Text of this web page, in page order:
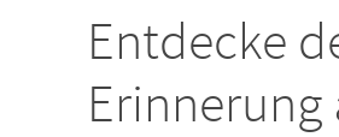
Entdecke